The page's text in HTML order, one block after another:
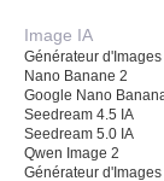
Image IA
Générateur d'Images
Nano Banane 2
Google Nano
Seedream 4.5 IA
Seedream 5.0 IA
Qwen Image 2
Générateur d'Images